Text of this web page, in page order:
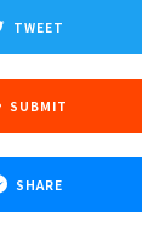
TWEET
SUBMIT
SHARE